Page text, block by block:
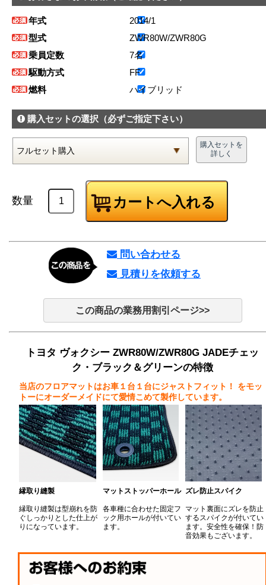
年式
2014/1
型式
ZWR80W/ZWR80G
乗員定数
7名
駆動方式
FF
燃料
ハイブリッド
購入セットの選択 （必ずご指定下さい）
購入セットを
詳しく
数量
問い合わせる
見積りを依頼する
この商品の業務用割引ページ>>
トヨタ ヴォクシー ZWR80W/ZWR80G JADEチェッ
ク・ブラック＆グリーンの特徴
当店のフロアマットはお車１台１台にジャストフィット！
をモッ
トーにオーダーメイドにて愛情こめて製作しています。
縁取り縫製
縁取り縫製は型崩れを防
ぐしっかりとした仕上が
りになっています。
マットストッパーホール
各車種に合わせた固定フ
ック用ホールが付いてい
ます。
ズレ防止スパイク
マット裏面にズレを防止
するスパイクが付いてい
ます。安全性を確保！防
音効果もございます。